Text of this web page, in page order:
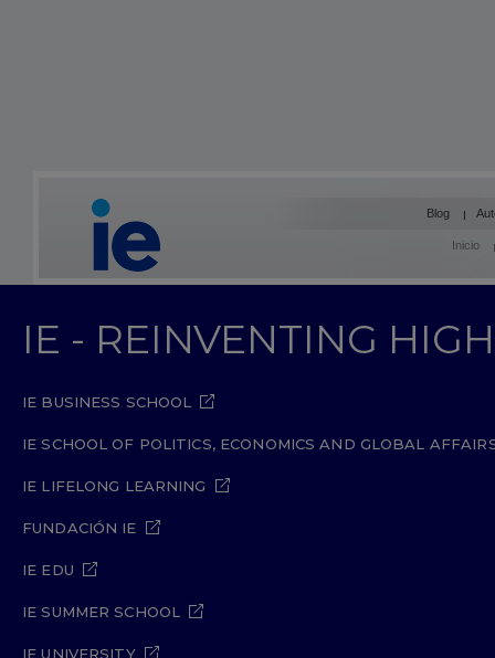
Blog
Inicio
IE - REINVENTING
IE BUSINESS SCHOOL
IE SCHOOL OF POLITICS, ECONOMICS AND GLOBAL
IE LIFELONG LEARNING
FUNDACIÓN IE
IE EDU
IE SUMMER SCHOOL
IE UNIVERSITY